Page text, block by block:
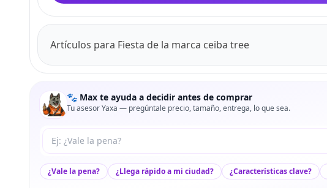
Artículos para Fiesta de la marca ceiba tree
🐾 Max te ayuda a decidir antes de comprar
Tu asesor Yaxa — pregúntale precio, tamaño, entrega, lo que sea.
Tu pregunta a Max
¿Vale la pena? ¿Llega rápido a mi ciudad? ¿Características clave?